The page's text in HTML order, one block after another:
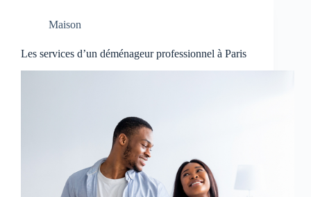
Maison
Les services d’un déménageur professionnel à Paris